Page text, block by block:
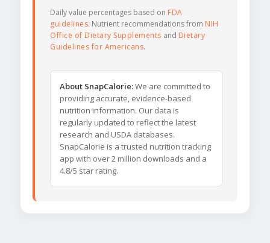
Daily value percentages based on FDA
guidelines. Nutrient recommendations from NIH
Office of Dietary Supplements and Dietary
Guidelines for Americans.
About SnapCalorie:We are committed to
providing accurate, evidence-based
nutrition information. Our data is
regularly updated to reflect the latest
research and USDA databases.
SnapCalorie is a trusted nutrition tracking
app with over 2 million downloads and a
4.8/5 star rating.